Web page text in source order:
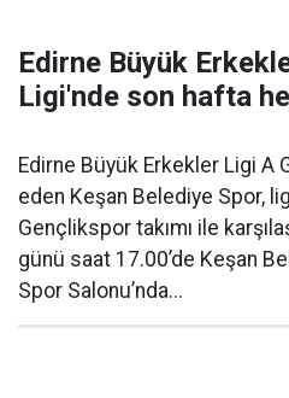
Edirne Büyük
Ligi'nde son hafta
Edirne Büyük Erkekler Ligi A
eden Keşan Belediye Spor,
Gençlikspor takımı ile
günü saat 17.00’de Keşan
Spor Salonu’nda...